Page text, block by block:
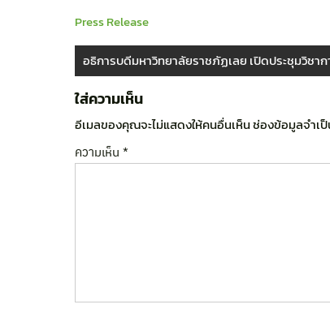
Press Release
อธิการบดีมหาวิทยาลัยราชภัฏเลย เปิดประชุมวิชา
ใส่ความเห็น
อีเมลของคุณจะไม่แสดงให้คนอื่นเห็นช่องข้อมูลจำเ
ความเห็น *